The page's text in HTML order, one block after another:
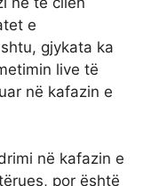
e
gjykata ka
live të
në kafazin e
në kafazin e
por është